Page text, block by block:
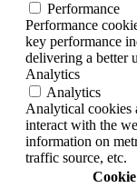
Performance
Performance
key performance
delivering a better
Analytics
Analytics
Analytical cookies
interact with the
information on
traffic source, etc.
Cookie